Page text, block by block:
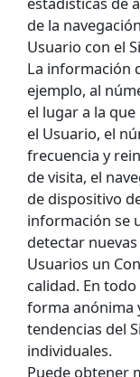
de la
Usuario con el
La información
ejemplo, al
el lugar a la
el Usuario, el
frecuencia y
de visita, el
de dispositivo
información se
detectar
Usuarios un
calidad. En
forma anónima
tendencias del
individuales.
Puede obtener